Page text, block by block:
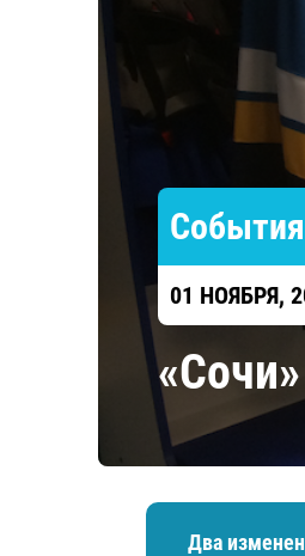
События
01 НОЯБРЯ,
Два